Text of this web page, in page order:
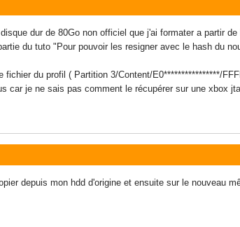
dur de 80Go non officiel que j'ai formater a partir
du tuto "Pour pouvoir les resigner avec le hash du
fichier du profil ( Partition 3/Content/E0****************/
car je ne sais pas comment le récupérer sur une xbox
depuis mon hdd d'origine et ensuite sur le nouveau